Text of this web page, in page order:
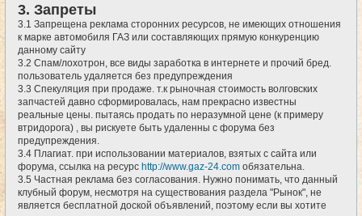
3. Запреты
3.1 Запрещена реклама сторонних ресурсов, не имеющих отношения
к марке автомобиля ГАЗ или составляющих прямую конкуренцию
данному сайту
3.2 Спам/лохотрон, все виды заработка в интернете и прочий бред.
пользователь удаляется без предупреждения
3.3 Спекуляция при продаже. т.к рыночная стоимость волговских
запчастей давно сформировалась, нам прекрасно известны
реальные цены. пытаясь продать по неразумной цене (к примеру
втридорога) , вы рискуете быть удаленны с форума без
предупреждения.
3.4 Плагиат. при использовании материалов, взятых с сайта или
форума, ссылка на ресурс http://www.gaz-24.com обязательна.
3.5 Частная реклама без согласования. Нужно понимать, что данный
клубный форум, несмотря на существования раздела "Рынок", не
является бесплатной доской объявлений, поэтому если вы хотите